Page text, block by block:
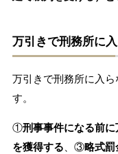
万引きで刑務所に
万引きで刑務所に入
す。
①刑事事件になる前
を獲得する 、③略式罰